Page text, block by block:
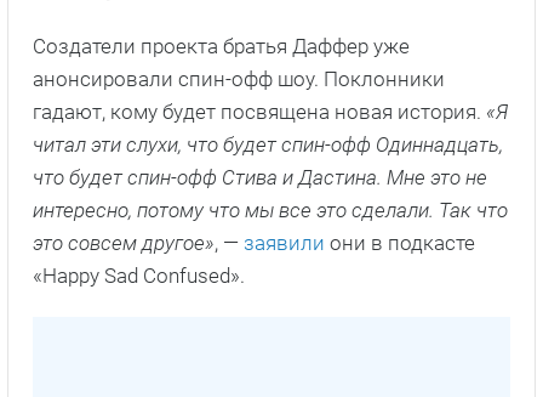
Создатели проекта братья Даффер уже
анонсировали спин-офф шоу. Поклонники
гадают, кому будет посвящена новая история. «Я
читал эти слухи, что будет спин-офф Одиннадцать,
что будет спин-офф Стива и Дастина. Мне это не
интересно, потому что мы все это сделали. Так что
это совсем другое», — заявили они в подкасте
«Happy Sad Confused».